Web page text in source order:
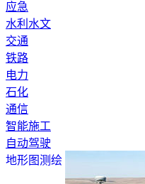
应急
水利水文
交通
铁路
电力
石化
通信
智能施工
自动驾驶
地形图测绘